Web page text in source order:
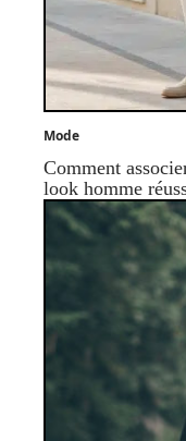
Mode
Comment
look homme